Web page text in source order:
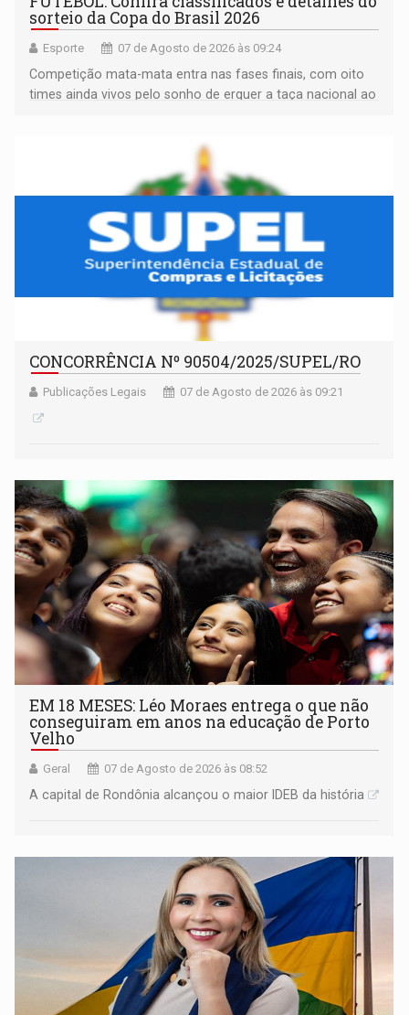
sorteio da Copa do Brasil 2026
Esporte 07 de Agosto de 2026 às 09:24
Competição mata-mata entra nas fases finais, com oito
times ainda vivos pelo sonho de erguer a taça nacional ao
CONCORRÊNCIA Nº 90504/2025/SUPEL/RO
Publicações Legais 07 de Agosto de 2026 às 09:21
EM 18 MESES: Léo Moraes entrega o que não
conseguiram em anos na educação de Porto
Velho
Geral 07 de Agosto de 2026 às 08:52
A capital de Rondônia alcançou o maior IDEB da história